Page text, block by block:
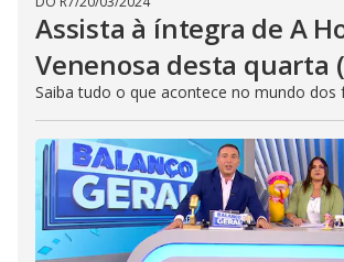
Assista à íntegra de A
Venenosa desta quarta
Saiba tudo o que acontece no mundo dos